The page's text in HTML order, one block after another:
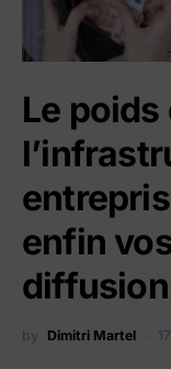
Le
enfin
diffusion
by Dimitri Martel